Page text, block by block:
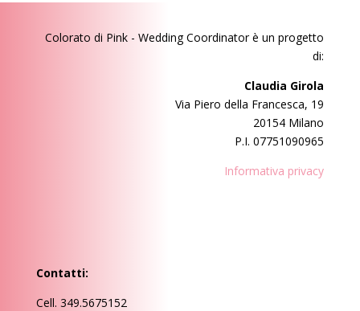
Colorato di Pink - Wedding Coordinatorè un progetto
di:
Claudia Girola
Via Piero della Francesca, 19
20154 Milano
P.I. 07751090965
Informativa privacy
Contatti:
Cell. 349.5675152